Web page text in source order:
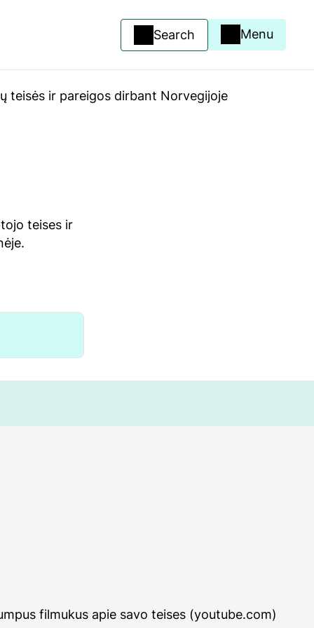
Search Menu
teisės ir pareigos dirbant Norvegijoje
teises ir
filmukus apie savo teises (youtube.com)